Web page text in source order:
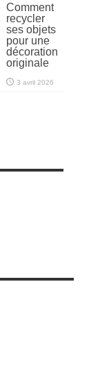
Comment
recycler
ses objets
pour une
décoration
originale
3 avril 2026